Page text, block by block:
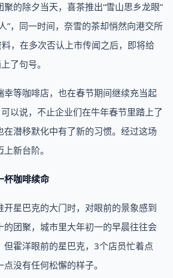
的除夕当天，喜茶推出“雪山思乡龙眼”
”，同一时间，奈雪的茶却悄然向港交所
，在多次否认上市传闻之后，即将给
了句号。
幸等咖啡店，也在春节期间继续充当起
以说，不止企业们在牛年春节里踏上了
潜移默化中有了新的习惯。经过这场
新台阶。
杯咖啡续命
开星巴克的大门时，对眼前的景象感到
的团聚，城市里大年初一的早晨往往会
但霍洋眼前的星巴克，3个店员忙着点
没有任何松懈的样子。